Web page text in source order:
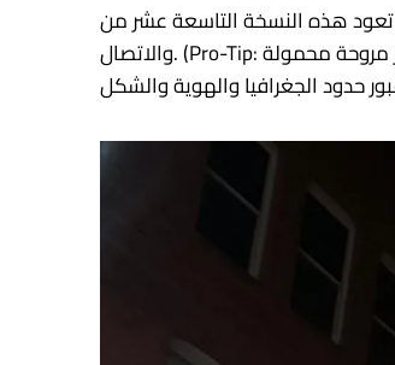
تعود هذه النسخة التاسعة عشر من The Fair إلى متحف كوينز للفنون بعد بضع سنوات في لعبة تشيلسي الأحمر ، والتي ، بعد فوات الأوان ، عرضت مساحة أكبر للتنفس
والاتصال. (Pro-Tip: أحضر مروحة محمولة.) ومع ذلك ، جلبت كل الصحافة المستقلة التي قمت بزيارتها تقريبًا نفس الروح غير الموقرة من صنع الجماعي والتضامن التي تتحدى